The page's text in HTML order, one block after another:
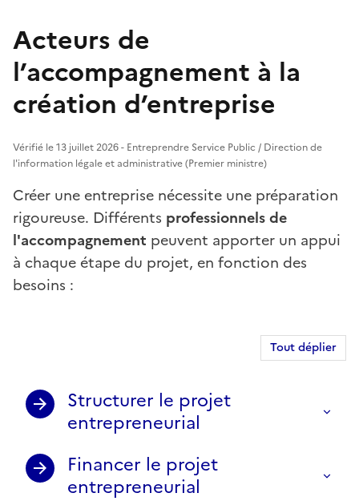
Acteurs de
l’accompagnement à la
création d’entreprise
Vérifié le 13 juillet 2026 - Entreprendre Service Public / Direction de
l'information légale et administrative (Premier ministre)
Créer une entreprise nécessite une préparation
rigoureuse. Différents professionnels de
l'accompagnement peuvent apporter un appui
à chaque étape du projet, en fonction des
besoins :
Tout déplier
Structurer le projet
entrepreneurial
Financer le projet
entrepreneurial